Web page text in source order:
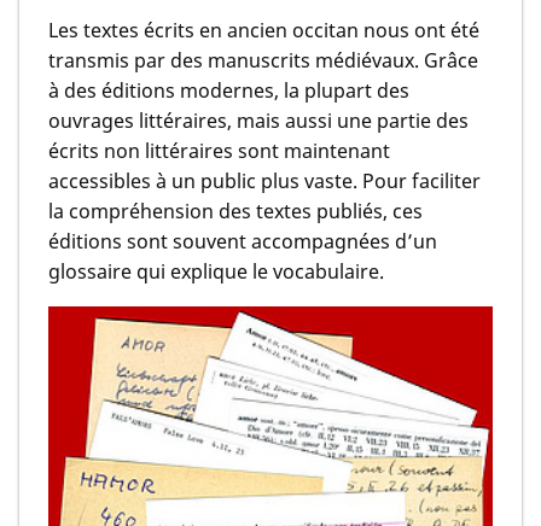
Les textes écrits en ancien occitan nous ont été
transmis par des manuscrits médiévaux. Grâce
à des éditions modernes, la plupart des
ouvrages littéraires, mais aussi une partie des
écrits non littéraires sont maintenant
accessibles à un public plus vaste. Pour faciliter
la compréhension des textes publiés, ces
éditions sont souvent accompagnées d’un
glossaire qui explique le vocabulaire.